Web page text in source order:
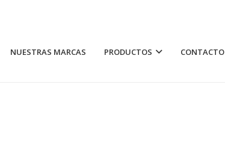
NUESTRAS MARCAS PRODUCTOS CONTACTO